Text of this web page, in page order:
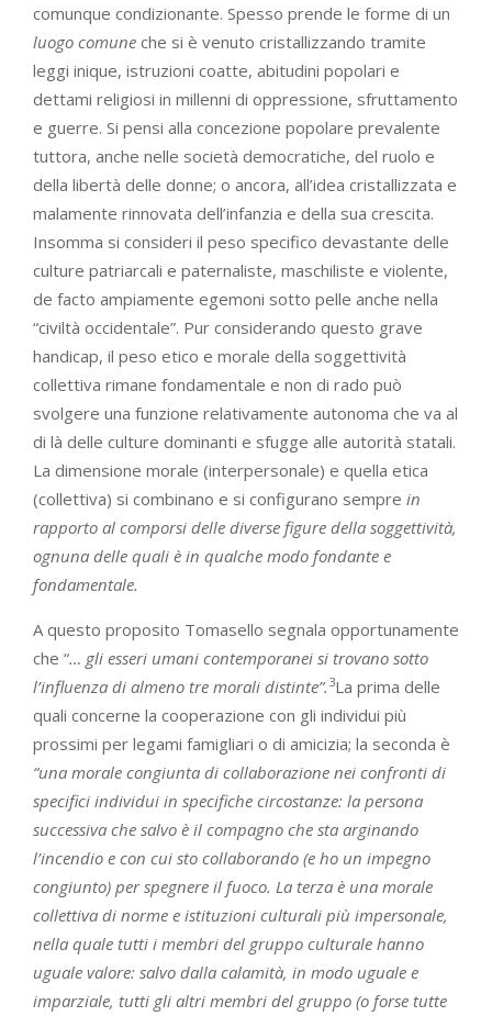
comunque condizionante. Spesso prende le forme di un
luogo comune che si è venuto cristallizzando tramite
leggi inique, istruzioni coatte, abitudini popolari e
dettami religiosi in millenni di oppressione, sfruttamento
e guerre. Si pensi alla concezione popolare prevalente
tuttora, anche nelle società democratiche, del ruolo e
della libertà delle donne; o ancora, all’idea cristallizzata e
malamente rinnovata dell’infanzia e della sua crescita.
Insomma si consideri il peso specifico devastante delle
culture patriarcali e paternaliste, maschiliste e violente,
de facto ampiamente egemoni sotto pelle anche nella
“civiltà occidentale”. Pur considerando questo grave
handicap, il peso etico e morale della soggettività
collettiva rimane fondamentale e non di rado può
svolgere una funzione relativamente autonoma che va al
di là delle culture dominanti e sfugge alle autorità statali.
La dimensione morale (interpersonale) e quella etica
(collettiva) si combinano e si configurano sempre in
rapporto al comporsi delle diverse figure della soggettività,
ognuna delle quali è in qualche modo fondante e
fondamentale.
A questo proposito Tomasello segnala opportunamente
che “… gli esseri umani contemporanei si trovano sotto
l’influenza di almeno tre morali distinte”. 3La prima delle
quali concerne la cooperazione con gli individui più
prossimi per legami famigliari o di amicizia; la seconda è
“una morale congiunta di collaborazione nei confronti di
specifici individui in specifiche circostanze: la persona
successiva che salvo è il compagno che sta arginando
l’incendio e con cui sto collaborando (e ho un impegno
congiunto) per spegnere il fuoco. La terza è una morale
collettiva di norme e istituzioni culturali più impersonale,
nella quale tutti i membri del gruppo culturale hanno
uguale valore: salvo dalla calamità, in modo uguale e
imparziale, tutti gli altri membri del gruppo (o forse tutte